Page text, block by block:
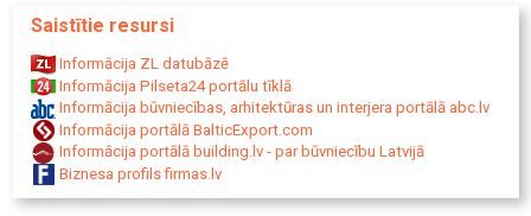
Saistītie resursi
Informācija ZL datubāzē
Informācija Pilseta24 portālu tīklā
Informācija būvniecības, arhitektūras un interjera portālā abc.lv
Informācija portālā BalticExport.com
Informācija portālā building.lv - par būvniecību Latvijā
Biznesa profils firmas.lv